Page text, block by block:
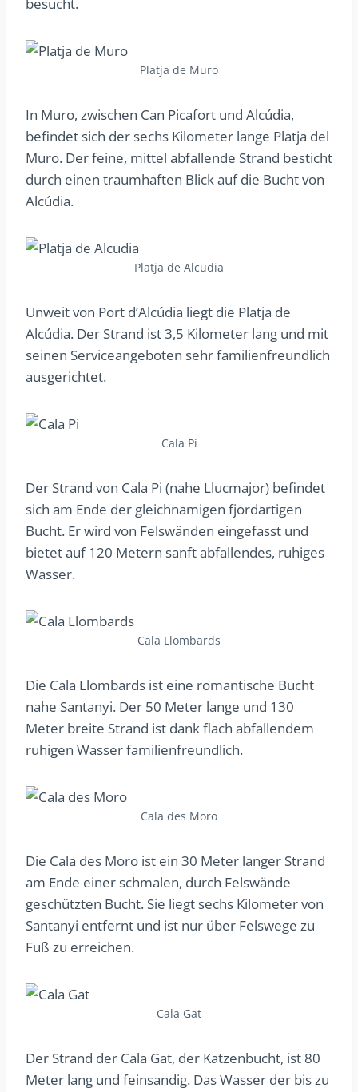
besucht.
Platja de Muro
In Muro, zwischen Can Picafort und Alcúdia,
befindet sich der sechs Kilometer lange Platja del
Muro. Der feine, mittel abfallende Strand besticht
durch einen traumhaften Blick auf die Bucht von
Alcúdia.
Platja de Alcudia
Unweit von Port d’Alcúdia liegt die Platja de
Alcúdia. Der Strand ist 3,5 Kilometer lang und mit
seinen Serviceangeboten sehr familienfreundlich
ausgerichtet.
Cala Pi
Der Strand von Cala Pi (nahe Llucmajor) befindet
sich am Ende der gleichnamigen fjordartigen
Bucht. Er wird von Felswänden eingefasst und
bietet auf 120 Metern sanft abfallendes, ruhiges
Wasser.
Cala Llombards
Die Cala Llombards ist eine romantische Bucht
nahe Santanyi. Der 50 Meter lange und 130
Meter breite Strand ist dank flach abfallendem
ruhigen Wasser familienfreundlich.
Cala des Moro
Die Cala des Moro ist ein 30 Meter langer Strand
am Ende einer schmalen, durch Felswände
geschützten Bucht. Sie liegt sechs Kilometer von
Santanyi entfernt und ist nur über Felswege zu
Fuß zu erreichen.
Cala Gat
Der Strand der Cala Gat, der Katzenbucht, ist 80
Meter lang und feinsandig. Das Wasser der bis zu